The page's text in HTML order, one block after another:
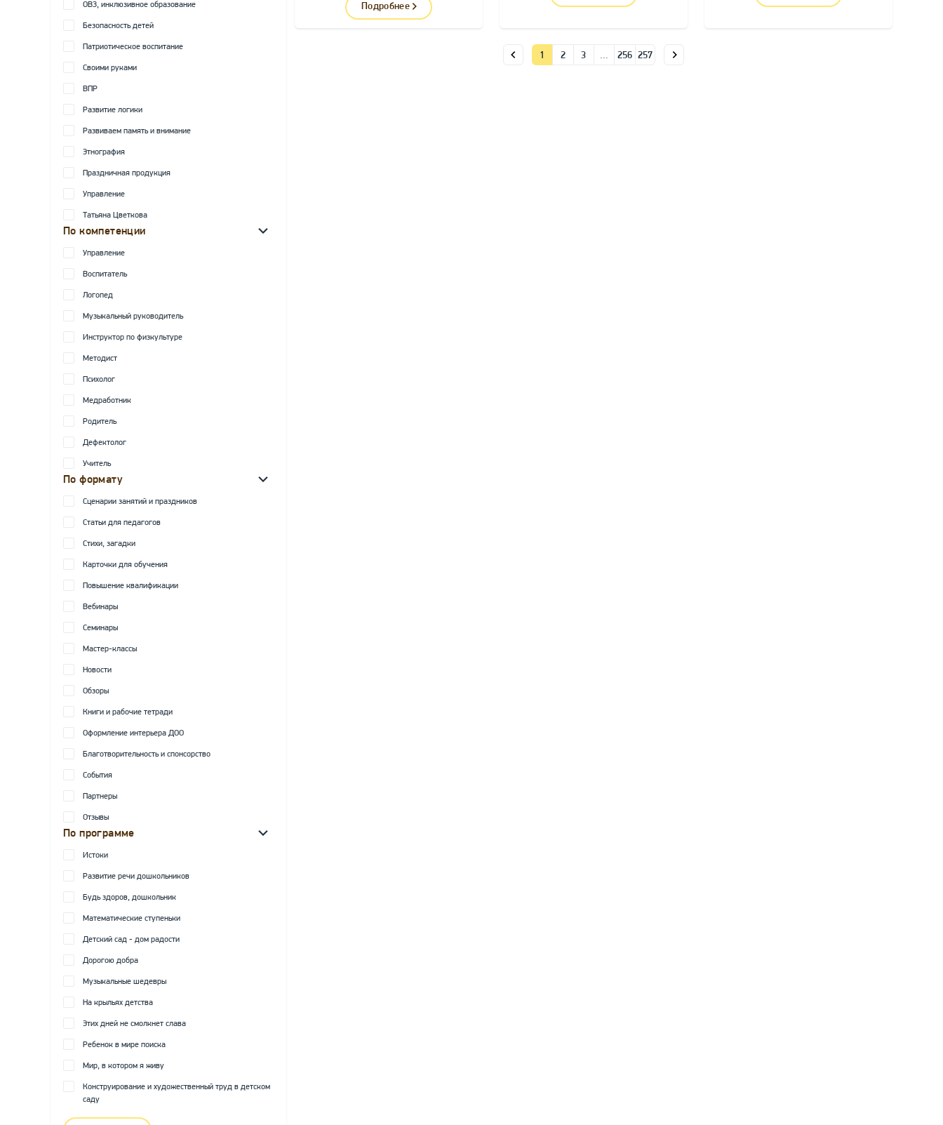
ОВЗ, инклюзивное образование
Безопасность детей
Патриотическое воспитание
Своими руками
ВПР
Развитие логики
Развиваем память и внимание
Этнография
Праздничная продукция
Управление
Татьяна Цветкова
По компетенции
Управление
Воспитатель
Логопед
Музыкальный руководитель
Инструктор по физкультуре
Методист
Психолог
Медработник
Родитель
Дефектолог
Учитель
По формату
Сценарии занятий и праздников
Статьи для педагогов
Стихи, загадки
Карточки для обучения
Повышение квалификации
Вебинары
Семинары
Мастер-классы
Новости
Обзоры
Книги и рабочие тетради
Оформление интерьера ДОО
Благотворительность и спонсорство
События
Партнеры
Отзывы
По программе
Истоки
Развитие речи дошкольников
Будь здоров, дошкольник
Математические ступеньки
Детский сад - дом радости
Дорогою добра
Музыкальные шедевры
На крыльях детства
Этих дней не смолкнет слава
Ребенок в мире поиска
Мир, в котором я живу
Конструирование и художественный труд в детском
саду
Подробнее
1 2 3 … 256 257